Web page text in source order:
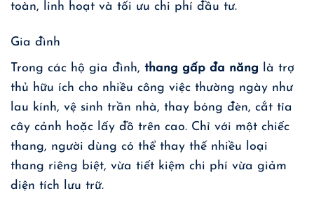
toàn, linh hoạt và tối ưu chi phí đầu tư.
Gia đình
Trong các hộ gia đình, thang gấp đa năng là trợ
thủ hữu ích cho nhiều công việc thường ngày như
lau kính, vệ sinh trần nhà, thay bóng đèn, cắt tỉa
cây cảnh hoặc lấy đồ trên cao. Chỉ với một chiếc
thang, người dùng có thể thay thế nhiều loại
thang riêng biệt, vừa tiết kiệm chi phí vừa giảm
diện tích lưu trữ.